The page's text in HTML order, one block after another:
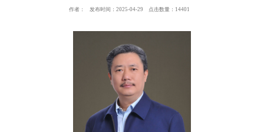
作者： 发布时间：2025-04-29 点击数量： 14401